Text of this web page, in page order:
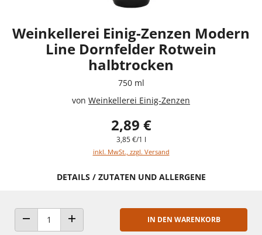
Weinkellerei Einig-Zenzen Modern
Line Dornfelder Rotwein
halbtrocken
750 ml
von Weinkellerei Einig-Zenzen
2,89 €
3,85 €/1 l
inkl. MwSt., zzgl. Versand
DETAILS / ZUTATEN UND ALLERGENE
ANZAHL VERRINGERNANZAHL ERHÖHEN
IN DEN WARENKORB